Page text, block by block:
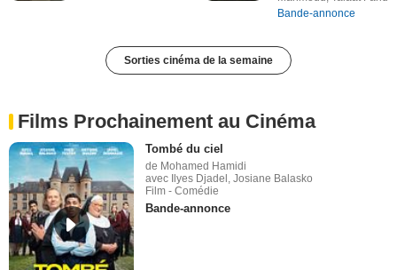
Bande-annonce
Sorties cinéma de la semaine
Films Prochainement au Cinéma
Tombé du ciel
de Mohamed Hamidi
avec Ilyes Djadel, Josiane Balasko
Film - Comédie
Bande-annonce